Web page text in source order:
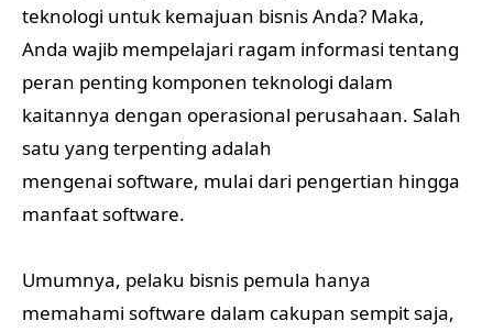
teknologi untuk kemajuan bisnis Anda? Maka,
Anda wajib mempelajari ragam informasi tentang
peran penting komponen teknologi dalam
kaitannya dengan operasional perusahaan. Salah
satu yang terpenting adalah
mengenai software, mulai dari pengertian hingga
manfaat software.
Umumnya, pelaku bisnis pemula hanya
memahami software dalam cakupan sempit saja,